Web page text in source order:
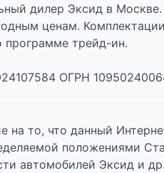
дилер Эксид в Москве.
ценам.
программе трейд-ин.
ОГРН
то, что данный
положениями
автомобилей Эксид и